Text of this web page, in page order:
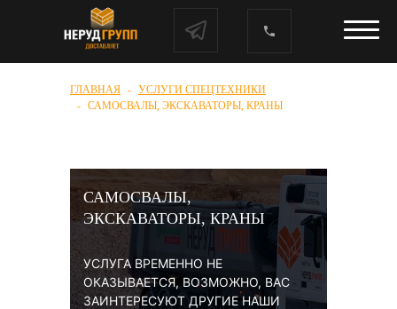
ГЛАВНАЯ
УСЛУГИ СПЕЦТЕХНИКИ
САМОСВАЛЫ, ЭКСКАВАТОРЫ, КРАНЫ
САМОСВАЛЫ,
ЭКСКАВАТОРЫ, КРАНЫ
УСЛУГА ВРЕМЕННО НЕ
ОКАЗЫВАЕТСЯ, ВОЗМОЖНО, ВАС
ЗАИНТЕРЕСУЮТ ДРУГИЕ НАШИ